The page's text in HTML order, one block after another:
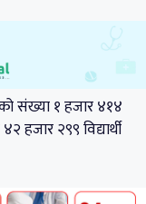
संख्या १ हजार ४१४
२९९ विद्यार्थी